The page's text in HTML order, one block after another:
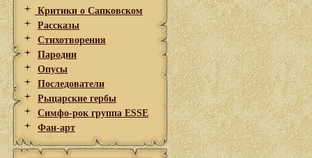
Критики о Сапковском
Рассказы
Стихотворения
Пародии
Опусы
Последователи
Рыцарские гербы
Симфо-рок группа ESSE
Фан-арт